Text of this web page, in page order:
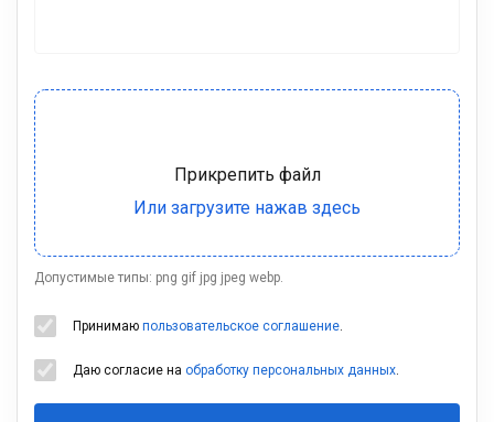
Допустимые типы: png gif jpg jpeg webp.
Принимаю пользовательское соглашение.
Даю согласие на обработку персональных данных.